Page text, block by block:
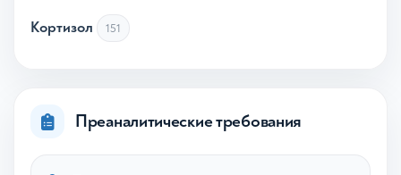
Кортизол 151
Преаналитические требования